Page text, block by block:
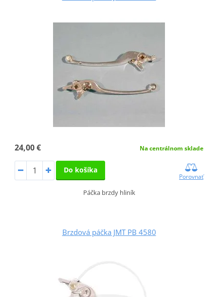
24,00 € Na centrálnom sklade
Do košíka
Porovnať
Páčka brzdy hliník
Brzdová páčka JMT PB 4580